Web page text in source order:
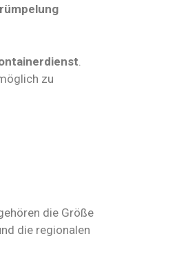
zu
die Größe
die regionalen